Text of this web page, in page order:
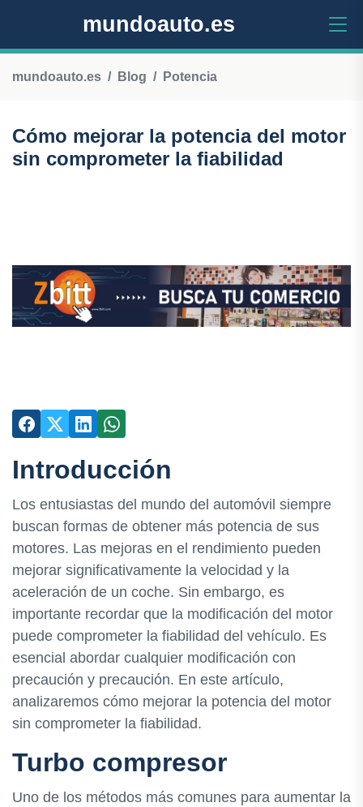
mundoauto.es
mundoauto.es Blog Potencia
Cómo mejorar la potencia del motor
sin comprometer la fiabilidad
Introducción
Los entusiastas del mundo del automóvil siempre
buscan formas de obtener más potencia de sus
motores. Las mejoras en el rendimiento pueden
mejorar significativamente la velocidad y la
aceleración de un coche. Sin embargo, es
importante recordar que la modificación del motor
puede comprometer la fiabilidad del vehículo. Es
esencial abordar cualquier modificación con
precaución y precaución. En este artículo,
analizaremos cómo mejorar la potencia del motor
sin comprometer la fiabilidad.
Turbo compresor
Uno de los métodos más comunes para aumentar la